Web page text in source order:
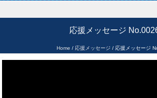
応援メッセージ
Home / 応援メッセージ / 応援メッセージ